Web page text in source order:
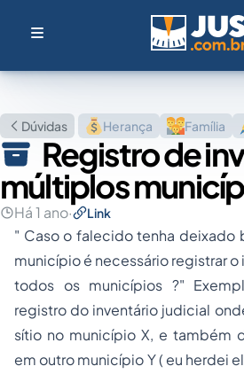
Dúvidas Herança Família
Registro de
múltiplos
Há 1 ano· Link
" Caso o falecido tenha deixado
município é necessário registrar
todos os municípios ?"
registro do inventário judicial
sítio no município X, e também
em outro município Y ( eu herdei